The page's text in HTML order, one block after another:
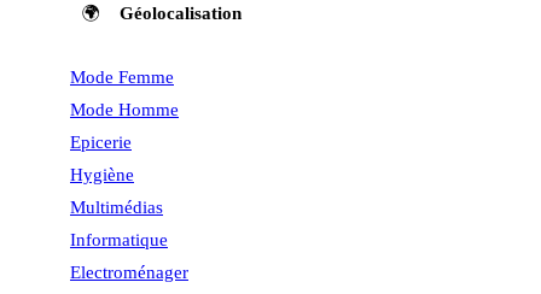
🌍 Géolocalisation
Mode Femme
Mode Homme
Epicerie
Hygiène
Multimédias
Informatique
Electroménager